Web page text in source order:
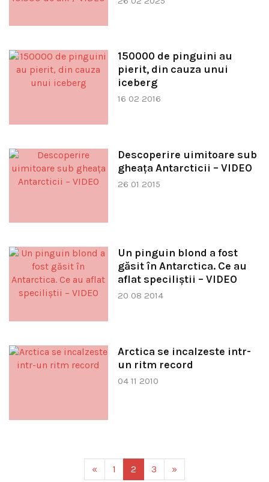
150000 de pinguini au
pierit, din cauza unui
iceberg
16 02 2016
Descoperire uimitoare sub
gheața Antarcticii – VIDEO
26 01 2015
Un pinguin blond a fost
găsit în Antarctica. Ce au
aflat speciliştii – VIDEO
20 08 2014
Arctica se incalzeste intr-
un ritm record
04 11 2010
« 1 2 3 »